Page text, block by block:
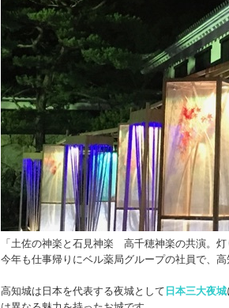
「土佐の神楽と石見神楽 高千穂神楽の共演。灯
今年も仕事帰りにベル薬局グループの社員で、
高知城は日本を代表する夜城として 日本三大夜城